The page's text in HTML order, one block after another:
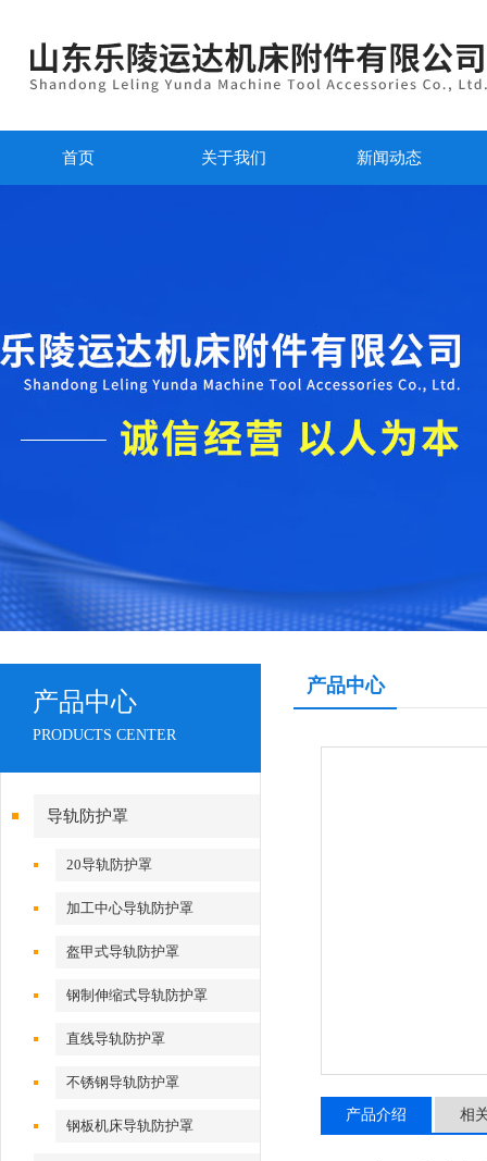
首页 关于我们 新闻动态
产品中心
PRODUCTS CENTER
导轨防护罩
20导轨防护罩
加工中心导轨防护罩
盔甲式导轨防护罩
钢制伸缩式导轨防护罩
直线导轨防护罩
不锈钢导轨防护罩
钢板机床导轨防护罩
产品中心
产品介绍 相